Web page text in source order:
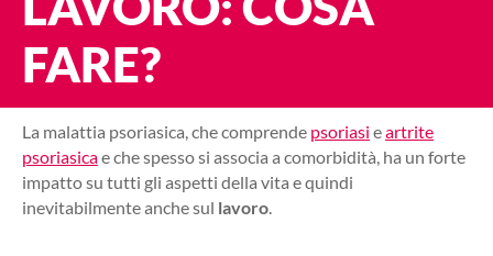
FARE?
La malattia psoriasica, che comprende psoriasi eartrite
psoriasicae che spesso si associa a comorbidità, ha un forte
impatto su tutti gli aspetti della vita e quindi
inevitabilmente anche sul lavoro.